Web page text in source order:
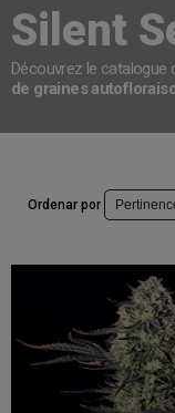
Silent
Découvrez le catalogue
de graines
Ordenar por